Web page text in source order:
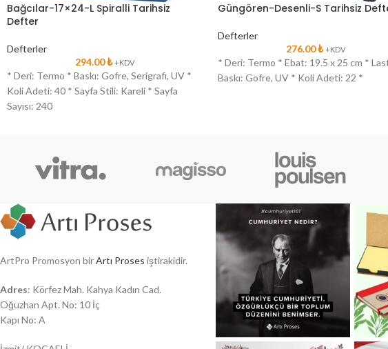
Bağcılar-17×24-L Spiralli Tarihsiz
Defter
Defterler
294.00₺ +KDV
* Deri: Termo * Baskı: Gofre, Serigrafi, UV *
Koli Adeti: 40 * Sayfa Stili: Kareli * Sayfa
Sayısı: 240
Güngören-Desenli-S Tarihsiz
Defterler
276.00₺ +KDV
* Deri: Termo * Ebat: 19.5 x 25 cm *
Baskı: Gofre, UV * Koli Adeti: 22 *
ArtPro Promosyon birArtı Proses iştirakidir.
Adres: Körfez Mah. Kahya Kadın Cad.
Oğuzhan Apt. No: 10 İç
Kapı No: A